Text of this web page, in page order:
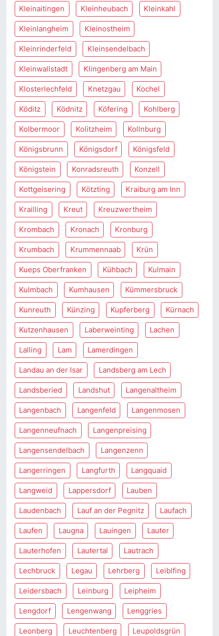
Kleinaitingen Kleinheubach Kleinkahl
Kleinlangheim Kleinostheim
Kleinrinderfeld Kleinsendelbach
Kleinwallstadt Klingenberg am Main
Klosterlechfeld Knetzgau Kochel
Köditz Ködnitz Köfering Kohlberg
Kolbermoor Kolitzheim Kollnburg
Königsbrunn Königsdorf Königsfeld
Königstein Konradsreuth Konzell
Kottgeisering Kötzting Kraiburg am Inn
Krailling Kreut Kreuzwertheim
Krombach Kronach Kronburg
Krumbach Krummennaab Krün
Kueps Oberfranken Kühbach Kulmain
Kulmbach Kumhausen Kümmersbruck
Kunreuth Künzing Kupferberg Kürnach
Kutzenhausen Laberweinting Lachen
Lalling Lam Lamerdingen
Landau an der Isar Landsberg am Lech
Landsberied Landshut Langenaltheim
Langenbach Langenfeld Langenmosen
Langenneufnach Langenpreising
Langensendelbach Langenzenn
Langerringen Langfurth Langquaid
Langweid Lappersdorf Lauben
Laudenbach Lauf an der Pegnitz Laufach
Laufen Laugna Lauingen Lauter
Lauterhofen Lautertal Lautrach
Lechbruck Legau Lehrberg Leiblfing
Leidersbach Leinburg Leipheim
Lengdorf Lengenwang Lenggries
Leonberg Leuchtenberg Leupoldsgrün